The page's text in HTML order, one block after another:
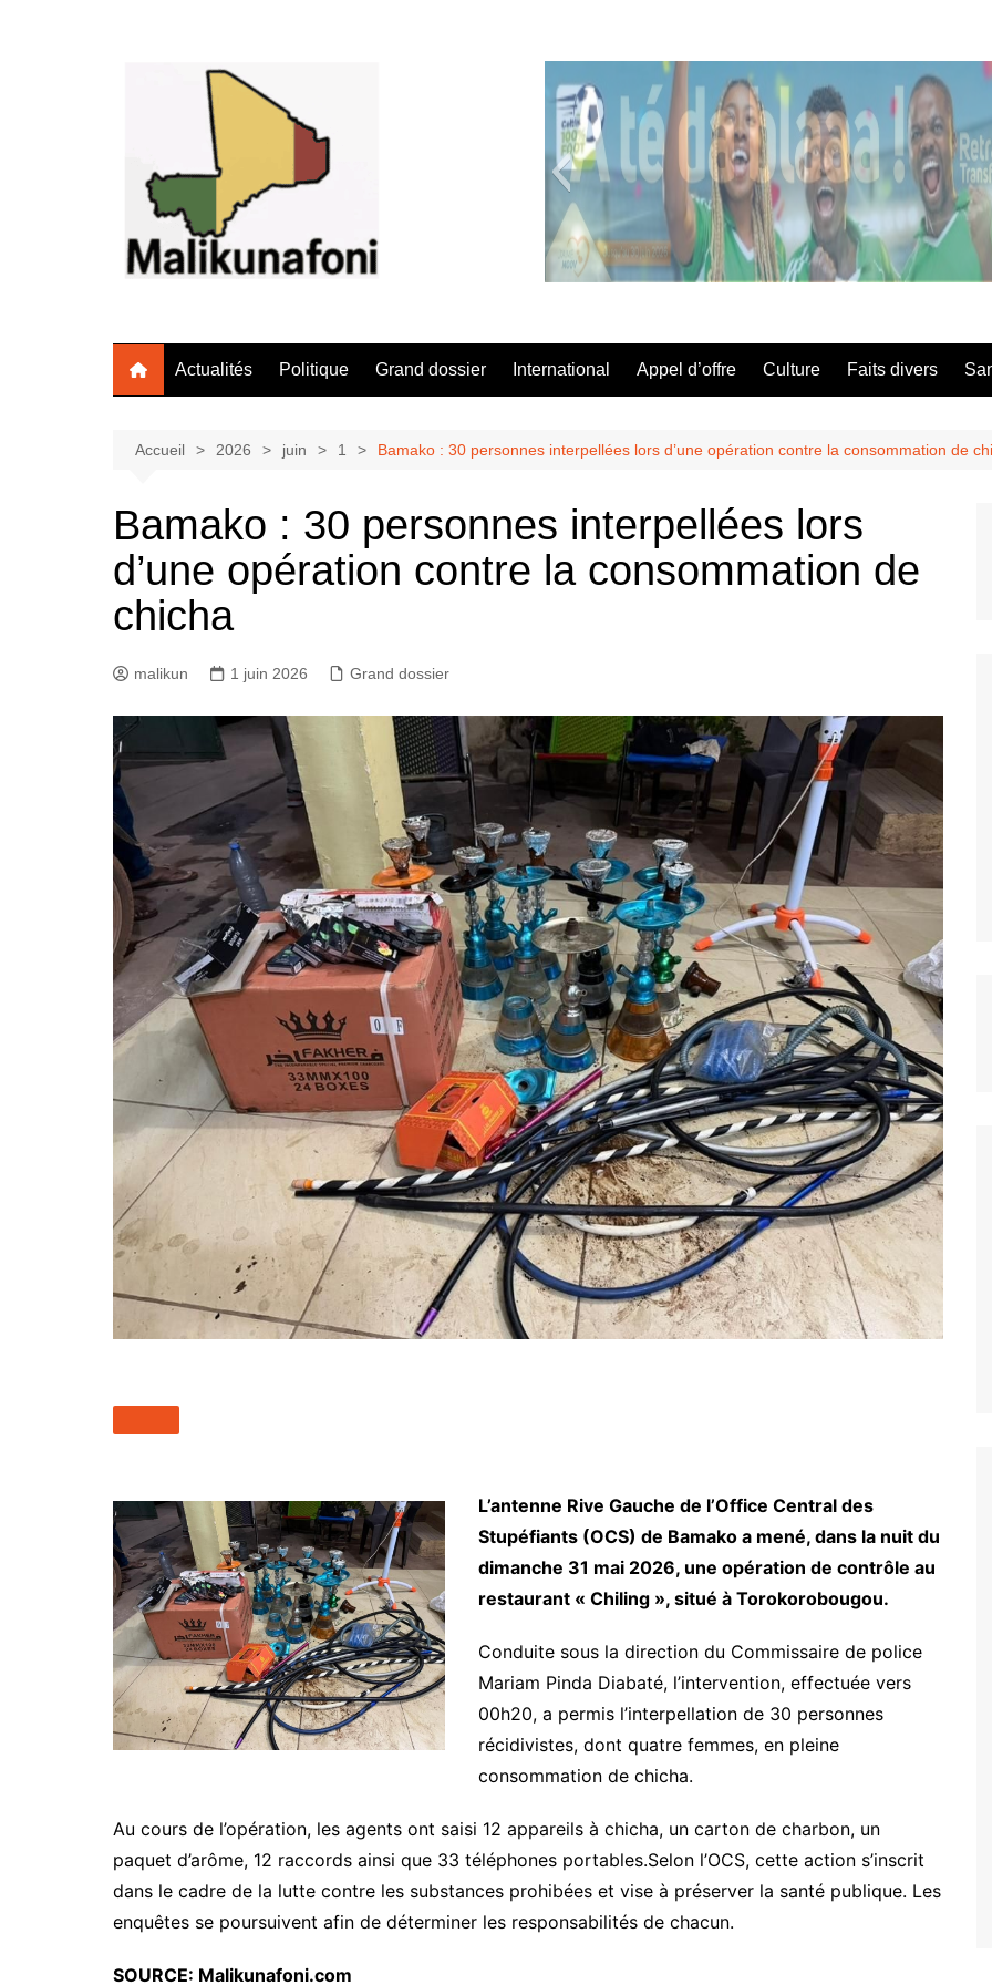
Bannière
Actualités Politique Grand dossier International Appel d’offre Culture Faits divers
Accueil 2026 juin 1 Bamako : 30 personnes interpellées lors d’une opération contre la consommation de
Bamako : 30 personnes interpellées lors
d’une opération contre la consommation de
chicha
malikun 1 juin 2026 Grand dossier
L’antenne Rive Gauche de l’Office Central des
Stupéfiants (OCS) de Bamako a mené, dans la nuit du
dimanche 31 mai 2026, une opération de contrôle au
restaurant « Chiling », situé à Torokorobougou.
Conduite sous la direction du Commissaire de police
Mariam Pinda Diabaté, l’intervention, effectuée vers
00h20, a permis l’interpellation de 30 personnes
récidivistes, dont quatre femmes, en pleine
consommation de chicha.
Au cours de l’opération, les agents ont saisi 12 appareils à chicha, un carton de charbon, un
paquet d’arôme, 12 raccords ainsi que 33 téléphones portables.Selon l’OCS, cette action s’inscrit
dans le cadre de la lutte contre les substances prohibées et vise à préserver la santé publique. Les
enquêtes se poursuivent afin de déterminer les responsabilités de chacun.
SOURCE: Malikunafoni.com